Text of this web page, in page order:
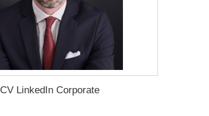
CV LinkedIn Corporate